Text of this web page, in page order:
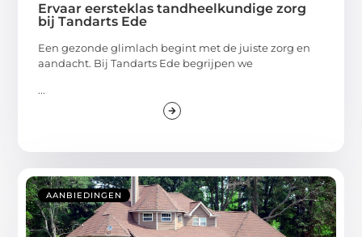
Ervaar eersteklas tandheelkundige zorg
bij Tandarts Ede
Een gezonde glimlach begint met de juiste zorg en
aandacht. Bij Tandarts Ede begrijpen we
...
AANBIEDINGEN